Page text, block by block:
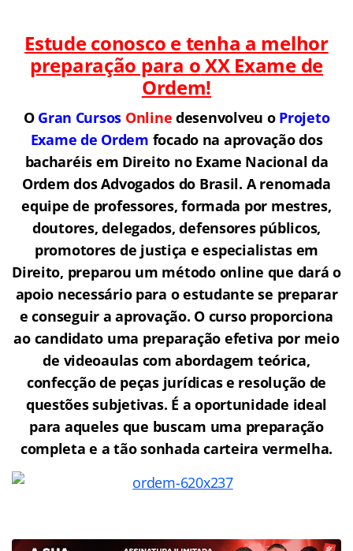
Estude conosco e tenha a melhor
preparação para oXX Exame de
Ordem!
O Gran Cursos Online desenvolveu o Projeto
Exame de Ordem focado na aprovação dos
bacharéis em Direito no Exame Nacional da
Ordem dos Advogados do Brasil. A renomada
equipe de professores, formada por mestres,
doutores, delegados, defensores públicos,
promotores de justiça e especialistas em
Direito, preparou um método online que dará o
apoio necessário para o estudante se preparar
e conseguir a aprovação. O curso proporciona
ao candidato uma preparação efetiva por meio
de videoaulas com abordagem teórica,
confecção de peças jurídicas e resolução de
questões subjetivas. É a oportunidade ideal
para aqueles que buscam uma preparação
completa e a tão sonhada carteira vermelha.